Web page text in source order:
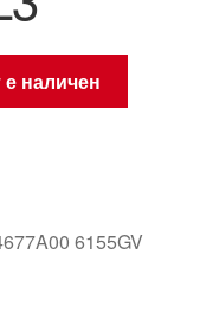
е наличен
6155GV